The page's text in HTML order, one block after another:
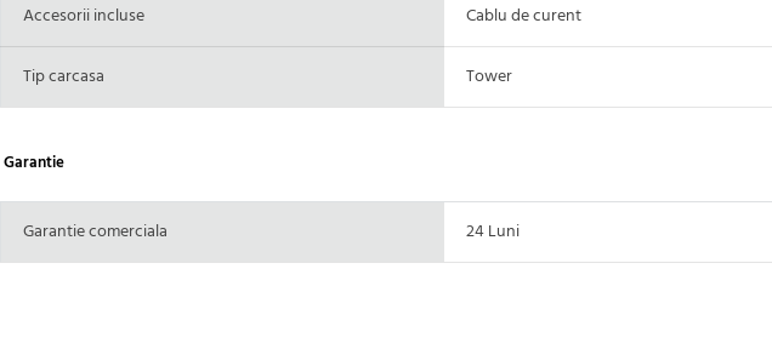
Accesorii incluse Cablu de curent
Tip carcasa Tower
Garantie
Garantie comerciala 24 Luni